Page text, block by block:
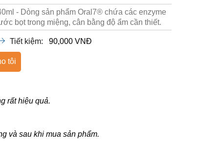
- Dòng sản phẩm Oral7® chứa các enzyme
bọt trong miệng, cân bằng độ ẩm cần thiết.
Tiết kiệm: 90,000 VNĐ
tôi
rất hiệu quả.
và sau khi mua sản phẩm.